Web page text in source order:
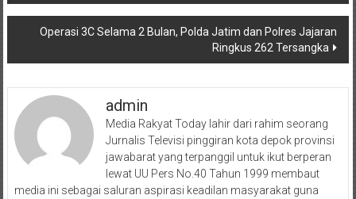
pos
Operasi 3C Selama 2 Bulan, Polda Jatim dan Polres Jajaran
Ringkus 262 Tersangka
admin
Media Rakyat Today lahir dari rahim seorang
Jurnalis Televisi pinggiran kota depok provinsi
jawabarat yang terpanggil untuk ikut berperan
lewat UU Pers No.40 Tahun 1999 membaut
media ini sebagai saluran aspirasi keadilan masyarakat guna